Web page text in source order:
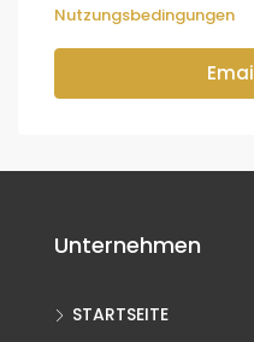
Nutzungsbedingungen
Unternehmen
STARTSEITE